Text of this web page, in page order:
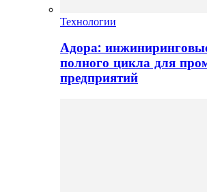
Технологии
Адора:
полного цикла для
предприятий